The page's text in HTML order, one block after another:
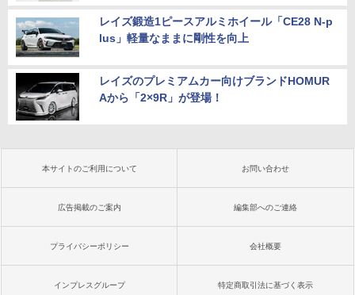
レイズ鍛造1ピースアルミホイール「CE28 N-p
lus」軽量なままに剛性を向上
レイズのプレミアムカー向けブランドHOMUR
Aから「2×9R」が登場！
本サイトのご利用について お問い合わせ
広告掲載のご案内 編集部へのご連絡
プライバシーポリシー 会社概要
インプレスグループ 特定商取引法に基づく表示